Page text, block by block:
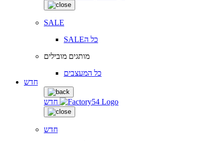
SALE
SALEכל ה
מותגים מובילים
כל המעצבים
חדש
חדש
חדש